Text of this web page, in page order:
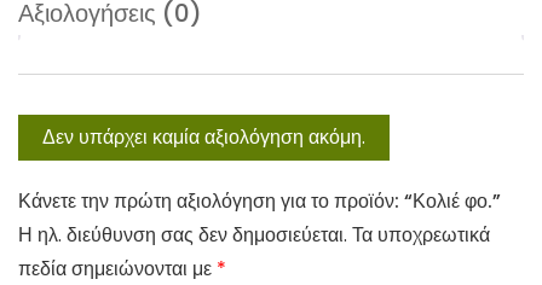
Αξιολογήσεις (0)
Δεν υπάρχει καμία αξιολόγηση ακόμη.
Κάνετε την πρώτη αξιολόγηση για το προϊόν: “Κολιέ φο.”
Η ηλ. διεύθυνση σας δεν δημοσιεύεται. Τα υποχρεωτικά
πεδία σημειώνονται με *